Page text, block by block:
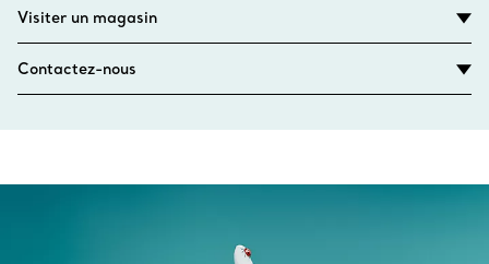
Visiter un magasin
Contactez-nous